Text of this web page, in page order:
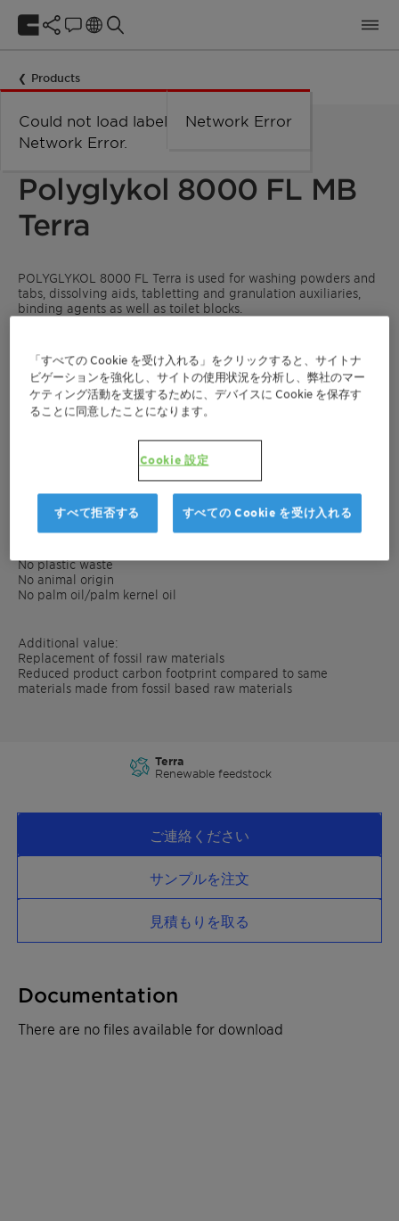
Products
Polyglykol 8000 FL MB
Terra
POLYGLYKOL 8000 FL Terra is used for washing powders and
tabs, dissolving aids, tabletting and granulation auxiliaries,
binding agents as well as toilet blocks.
counterpart.
As member of the Terra-family, the purpose of the mass-
balanced supply chain model is to use bio-based or
renewable raw materials. The mass balance is certified
Use of raw materials specified by the EU directive
No plastic waste
No animal origin
No palm oil/palm kernel oil
Additional value:
Replacement of fossil raw materials
Reduced product carbon footprint compared to same
materials made from fossil based raw materials
ご連絡ください
サンプルを注文
見積もりを取る
Terra
Renewable feedstock
Documentation
There are no files available for download
「すべての Cookie を受け入れる」をクリックすると、サイトナ
ビゲーションを強化し、サイトの使用状況を分析し、弊社のマー
ケティング活動を支援するために、デバイスに Cookie を保存す
ることに同意したことになります。
Cookie 設定
すべて拒否する すべての Cookie を受け入れる
Could not load labels. Error:
Network Error.
Network Error